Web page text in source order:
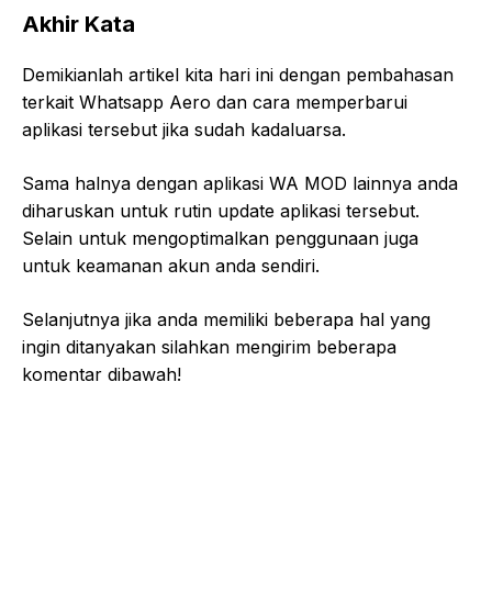
Akhir Kata
Demikianlah artikel kita hari ini dengan pembahasan
terkait Whatsapp Aero dan cara memperbarui
aplikasi tersebut jika sudah kadaluarsa.
Sama halnya dengan aplikasi WA MOD lainnya anda
diharuskan untuk rutin update aplikasi tersebut.
Selain untuk mengoptimalkan penggunaan juga
untuk keamanan akun anda sendiri.
Selanjutnya jika anda memiliki beberapa hal yang
ingin ditanyakan silahkan mengirim beberapa
komentar dibawah!